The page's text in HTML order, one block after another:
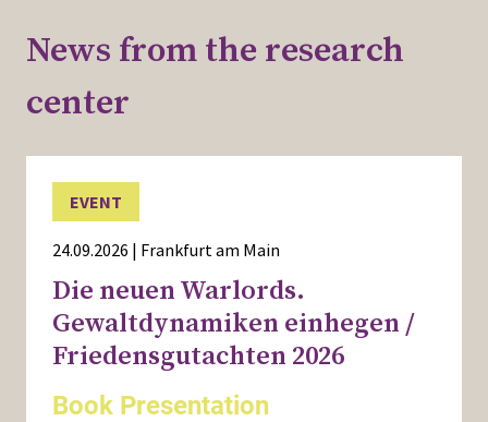
News from the research
center
EVENT
24.09.2026 | Frankfurt am Main
Die neuen Warlords.
Gewaltdynamiken einhegen /
Friedensgutachten 2026
Book Presentation